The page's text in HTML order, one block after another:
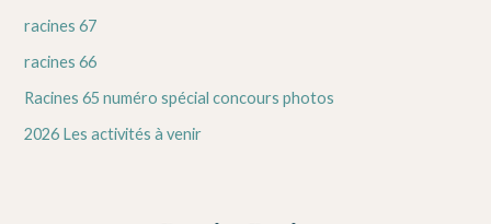
racines 67
racines 66
Racines 65 numéro spécial concours photos
2026 Les activités à venir